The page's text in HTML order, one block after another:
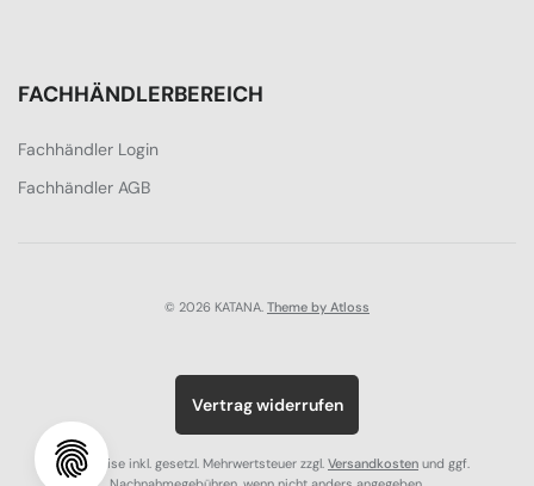
FACHHÄNDLERBEREICH
Fachhändler Login
Fachhändler AGB
© 2026 KATANA. Theme by Atloss
Vertrag widerrufen
Alle Preise inkl. gesetzl. Mehrwertsteuer zzgl. Versandkosten und ggf.